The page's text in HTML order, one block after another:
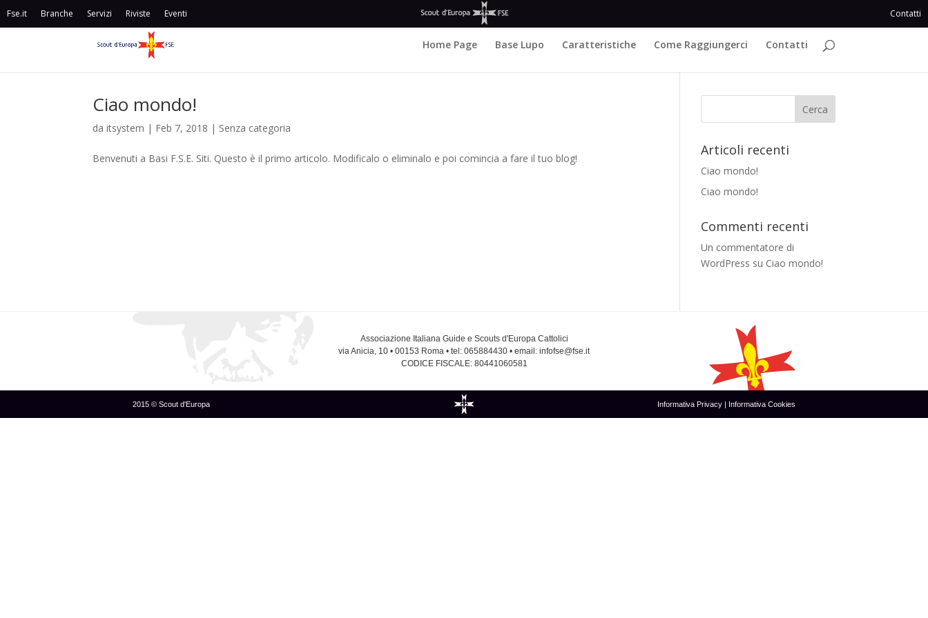
Fse.it Branche Servizi Riviste Eventi Contatti
Home Page Base Lupo Caratteristiche Come Raggiungerci Contatti
Ciao mondo!
daitsystem | Feb 7, 2018 | Senza categoria
Benvenuti a Basi F.S.E. Siti. Questo è il primo articolo. Modificalo o eliminalo e poi comincia a fare il tuo blog!
Articoli recenti
Ciao mondo!
Ciao mondo!
Commenti recenti
Un commentatore di
WordPress su Ciao mondo!
Associazione Italiana Guide e Scouts d'Europa Cattolici
via Anicia, 10 • 00153 Roma • tel: 065884430 • email: infofse@fse.it
CODICE FISCALE: 80441060581
2015 © Scout d'Europa Informativa Privacy | Informativa Cookies